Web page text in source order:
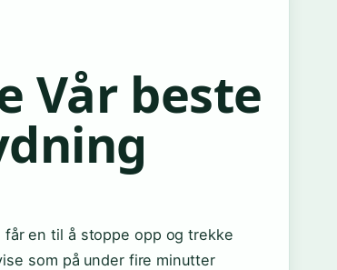
Vår beste
en til å stoppe opp og trekke
som på under fire minutter